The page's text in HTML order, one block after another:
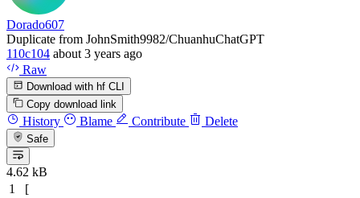
Dorado607
Duplicate from JohnSmith9982/ChuanhuChatGPT
110c104 about 3 years ago
Raw
Download with hf CLI
Copy download link
History Blame Contribute Delete
Safe
4.62 kB
[